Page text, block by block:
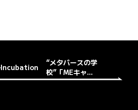
Incubation
“メタバースの学
校”「MEキャ...